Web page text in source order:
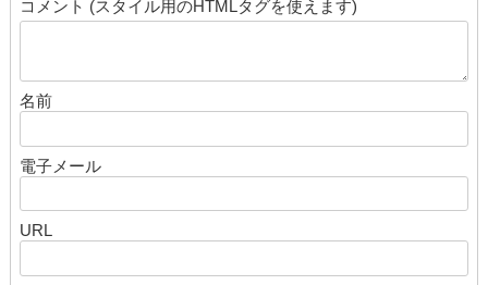
コメント (スタイル用のHTMLタグを使えます)
名前
電子メール
URL